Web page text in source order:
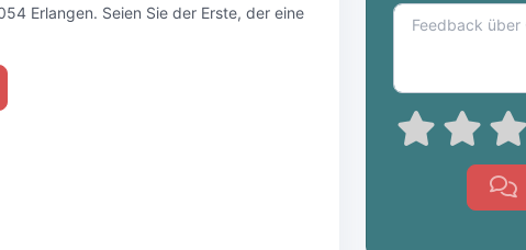
Erlangen. Seien Sie der Erste, der eine